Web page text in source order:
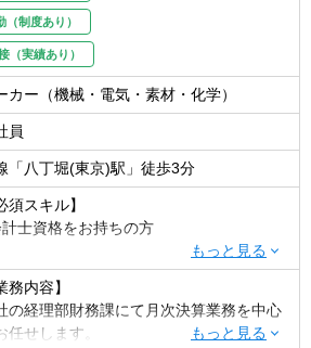
しています。
ーアドレスの導入や、吹き抜けやメゾネ
タイプの内階段を活用したコミュニケー
ンスペースを多数設置するなど、社員お
技術のシナジーが活発化する仕組みを随
施しています。
ほか、健康を意識した日替わりメニュー
う食堂、浜離宮と東京湾を一望できるカ
テリアスペースもオープンいたしまし
理会計業務】
立グループ全体の予算策定
ビジネスユニットや子会社の予算策定支
標達成に向けた取り組みについての経営
との議論
部報告を踏まえた外部報告(決算報告や
Day)ストーリーの検討
立グループのグローバルな財務トランス
ーメーションプロジェクト参画（管理会
度の見直しや新連結管理システムの更
)
属組織について（概要・ミッション）】
制度あり）
（実績あり）
カー（機械・電気・素材・化学）
員
「八丁堀(東京)駅」徒歩3分
須スキル】
士資格をお持ちの方
迎スキル】
計事務所や税理士事務所出身の方
場企業でのご経験は問いません。
務内容】
の経理部財務課にて月次決算業務を中心
任せします。